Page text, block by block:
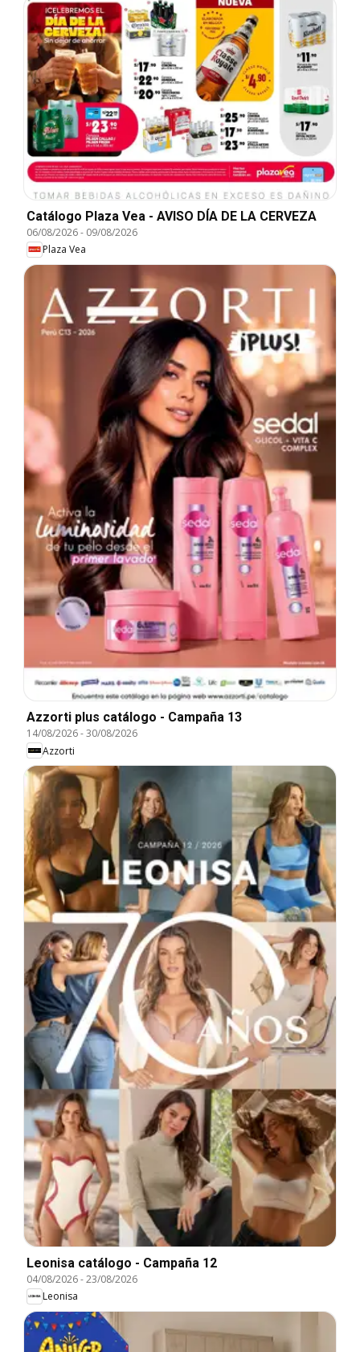
Catálogo Plaza Vea - AVISO DÍA DE LA CERVEZA
06/08/2026- 09/08/2026
Plaza Vea
Azzorti plus catálogo - Campaña 13
14/08/2026-30/08/2026
Azzorti
Leonisa catálogo - Campaña 12
04/08/2026-23/08/2026
Leonisa